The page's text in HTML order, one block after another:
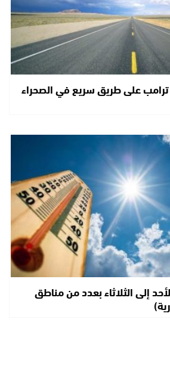
على طريق سريع في الصحراء
إلى الثلاثاء بعدد من مناطق